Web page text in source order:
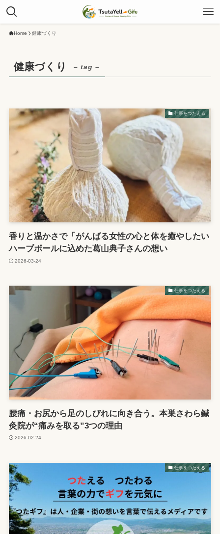
Home 健康づくり
健康づくり – tag –
仕事をつたえる
香りと温かさで「がんばる女性の心と体を癒やしたい
ハーブボールに込めた葛山典子さんの想い
2026-03-24
仕事をつたえる
腰痛・お尻から足のしびれに向き合う。本巣さわら鍼
灸院が“痛みを取る”3つの理由
2026-02-24
仕事をつたえる